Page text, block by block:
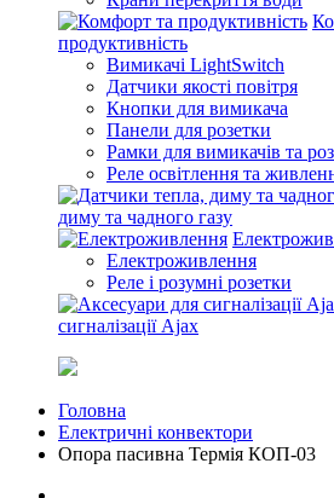
продуктивність
Вимикачі LightSwitch
Датчики якості повітря
Кнопки для вимикача
Панели для розетки
Рамки для вимикачів та
Реле освітлення та
диму та чадного газу
Електроживлення
Реле і розумні розетки
сигналізації Ajax
Головна
Електричні конвектори
Опора пасивна Термія КОП-03